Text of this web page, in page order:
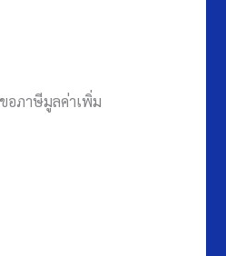
อภาษีมูลค่าเพิ่ม